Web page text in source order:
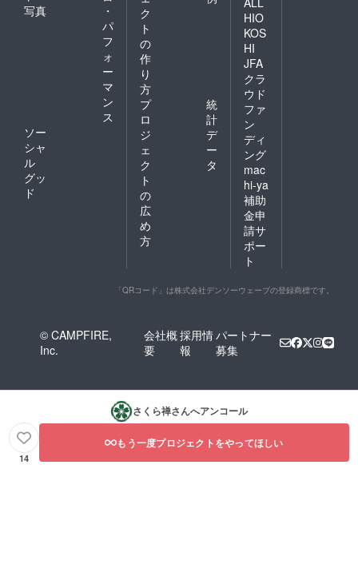
写真
・
パ
フ
ォ
ー
マ
ン
ス
ソー
シャ
ル
グッ
ド
ク
ト
の
作
り
方
プ
ロ
ジ
ェ
ク
ト
の
広
め
方
統
計
デ
ー
タ
HIO
KOS
HI
JFA
クラ
ウド
ファ
ン
ディ
ング
mac
hi-ya
補助
金申
請サ
ポー
ト
「QRコード」は株式会社デンソーウェーブの登録商標です。
© CAMPFIRE,
Inc.
会社概
要
採用情
報
パートナー
募集
さくら禅さんへアンコール
14
もう一度プロジェクトをやってほしい